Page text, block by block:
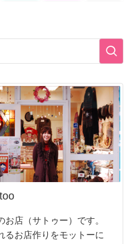
店（サトゥー）です。
るお店作りをモットーに